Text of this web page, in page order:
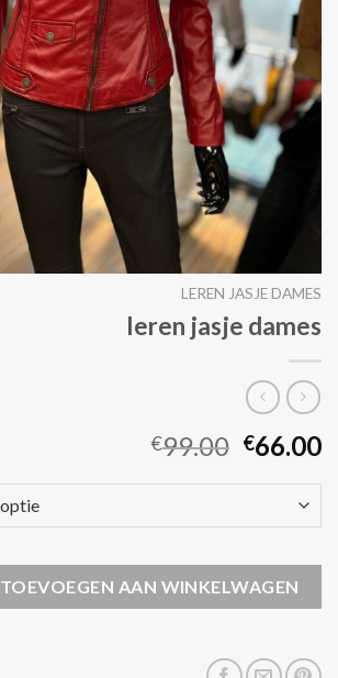
LEREN JASJE DAMES
leren jasje dames
€99.00 €66.00
TOEVOEGEN AAN WINKELWAGEN